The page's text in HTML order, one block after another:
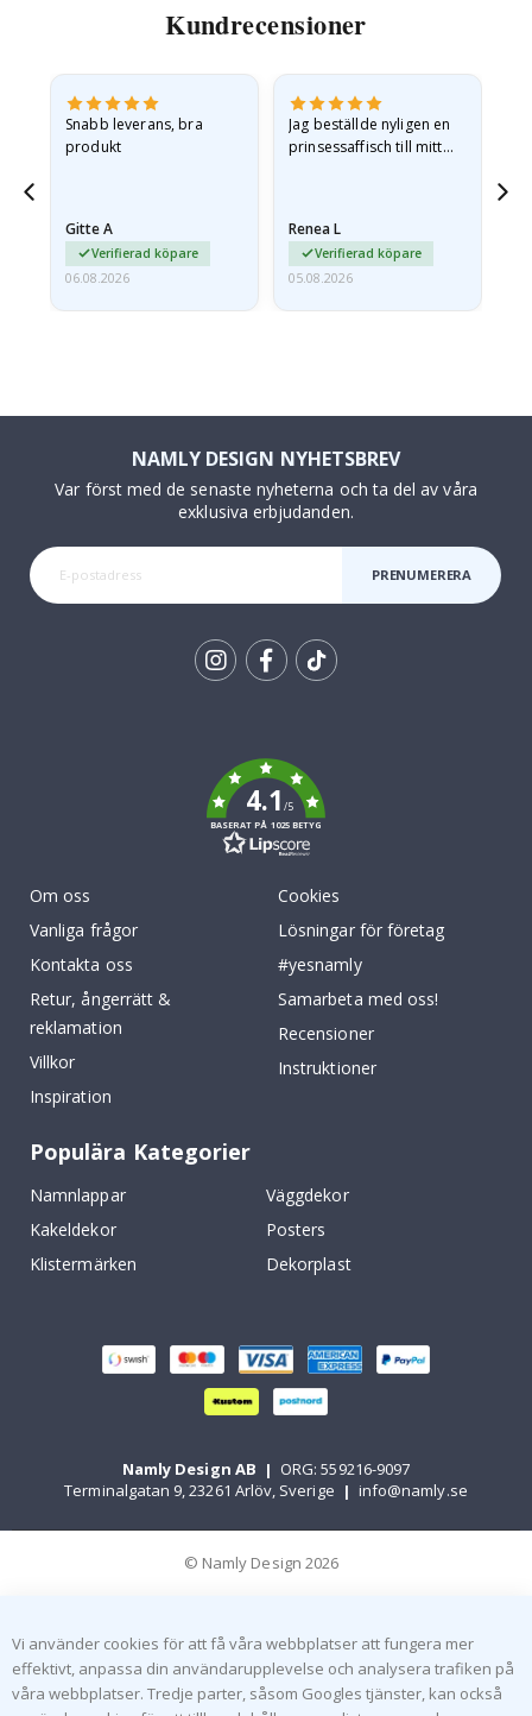
Kundrecensioner
Snabb leverans, bra
produkt
Gitte A
Verifierad köpare
06.08.2026
Jag beställde nyligen en
prinsessaffisch till mitt
Renea L
Verifierad köpare
05.08.2026
NAMLY DESIGN NYHETSBREV
Var först med de senaste nyheterna och ta del av våra
exklusiva erbjudanden.
PRENUMERERA
4.1/5
BASERAT PÅ 1025 BETYG
Om oss
Vanliga frågor
Kontakta oss
Retur, ångerrätt &
reklamation
Villkor
Inspiration
Cookies
Lösningar för företag
#yesnamly
Samarbeta med oss!
Recensioner
Instruktioner
Populära Kategorier
Namnlappar
Väggdekor
Kakeldekor
Posters
Klistermärken
Dekorplast
Namly Design AB | ORG: 559216-9097
Terminalgatan 9, 23261 Arlöv, Sverige | info@namly.se
© Namly Design 2026
Vi använder cookies för att få våra webbplatser att fungera mer
effektivt, anpassa din användarupplevelse och analysera trafiken på
våra webbplatser. Tredje parter, såsom Googles tjänster, kan också